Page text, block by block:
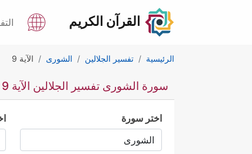
القرآن الكريم
الرئيسية تفسير الجلالين الشورى الآية 9
سورة الشورى تفسير الجلالين الآية 9
اختر سورة